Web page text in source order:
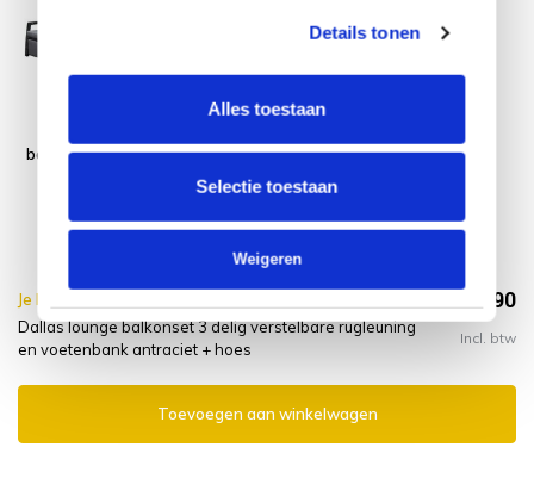
Details tonen
Alles toestaan
Selectie toestaan
Weigeren
balkonset 3 delig
voetenbank
AeroCover
Loungestoelhoes
hoge rug XL
75x78xH65/100
Je bespaart €5.00,- €1.179,90
Dallas lounge balkonset 3 delig verstelbare rugleuning
en voetenbank antraciet + hoes
Incl. btw
Toevoegen aan winkelwagen